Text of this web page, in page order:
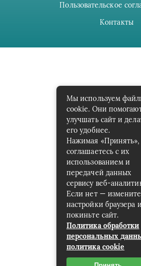
Пользовательское
Контакты
Мы используем
cookie. Они
улучшать сайт и
его удобнее.
Нажимая
соглашаетесь с их
использованием и
передачей данных
сервису веб-
Если нет — измените
настройки браузера
покиньте сайт.
Политика обработки
персональных
политика cookie